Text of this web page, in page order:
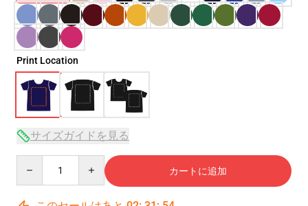
Print Location
サイズガイドを見る
カートに追加